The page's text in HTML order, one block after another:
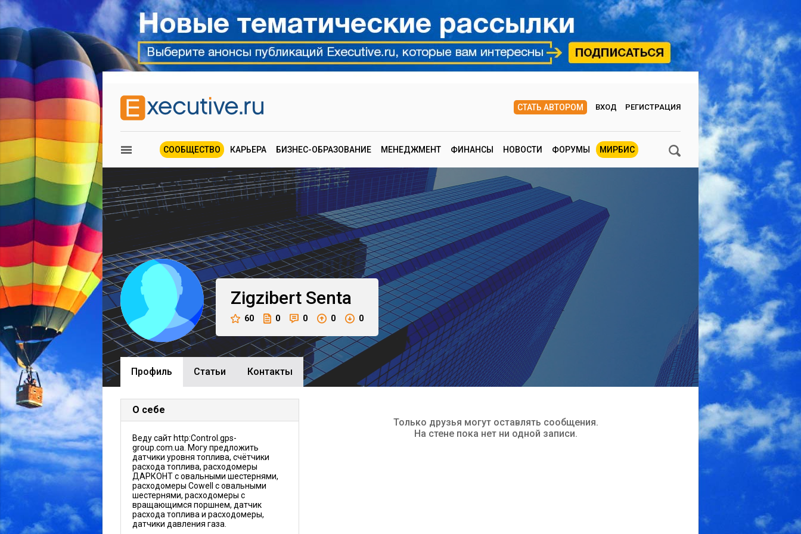
СТАТЬ АВТОРОМ ВХОД РЕГИСТРАЦИЯ
СООБЩЕСТВО КАРЬЕРА БИЗНЕС-ОБРАЗОВАНИЕ МЕНЕДЖМЕНТ ФИНАНСЫ НОВОСТИ ФОРУМЫ МИРБИС
Zigzibert Senta
60 0 0 0 0
Профиль Cтатьи Контакты
О себе
Веду сайт http:Control.gps-
group.com.ua. Могу предложить
датчики уровня топлива, счётчики
расхода топлива, расходомеры
ДАРКОНТ с овальными шестернями,
расходомеры Cowell c овальными
шестернями, расходомеры с
вращающимся поршнем, датчик
расхода топлива и расходомеры,
датчики давления газа.
Только друзья могут оставлять сообщения.
На стене пока нет ни одной записи.